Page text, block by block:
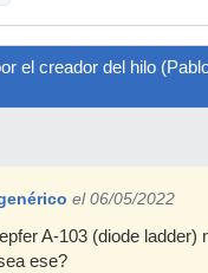
el creador del hilo
el 06/05/2022
A-103 (diode ladder)
ese?